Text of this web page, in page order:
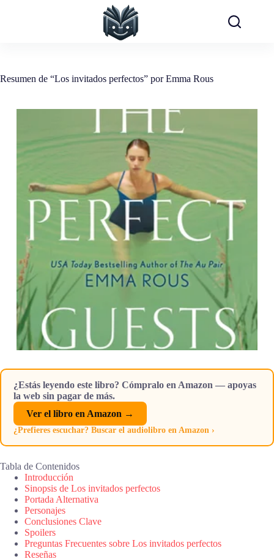
Resumen de “Los invitados perfectos” por Emma Rous
¿Estás leyendo este libro? Cómpralo en Amazon — apoyas
la web sin pagar de más.
Ver el libro en Amazon →
¿Prefieres escuchar? Buscar el audiolibro en Amazon ›
Tabla de Contenidos
Introducción
Sinopsis de Los invitados perfectos
Portada Alternativa
Personajes
Conclusiones Clave
Spoilers
Preguntas Frecuentes sobre Los invitados perfectos
Reseñas